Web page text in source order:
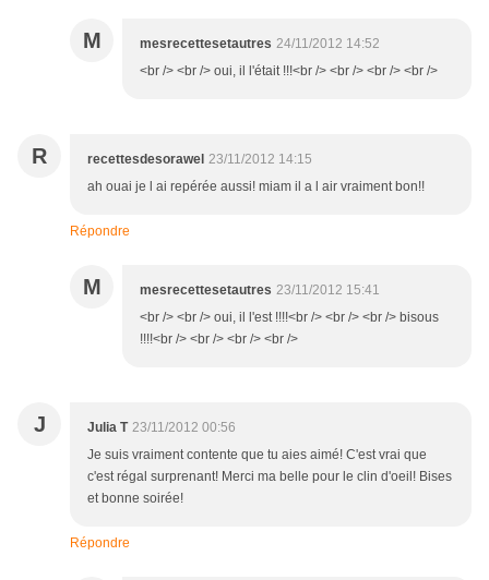
M mesrecettesetautres 24/11/2012 14:52
<br /> <br /> oui, il l'était !!!<br /> <br /> <br /> <br />
R recettesdesorawel 23/11/2012 14:15
ah ouai je l ai repérée aussi! miam il a l air vraiment bon!!
Répondre
M mesrecettesetautres 23/11/2012 15:41
<br /> <br /> oui, il l'est !!!!<br /> <br /> <br /> bisous
!!!!<br /> <br /> <br /> <br />
J Julia T 23/11/2012 00:56
Je suis vraiment contente que tu aies aimé! C'est vrai que
c'est régal surprenant! Merci ma belle pour le clin d'oeil! Bises
et bonne soirée!
Répondre